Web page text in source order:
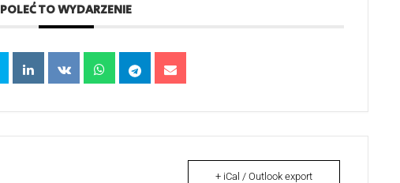
POLEĆ TO WYDARZENIE
+ iCal / Outlook export